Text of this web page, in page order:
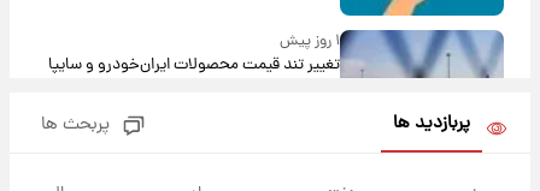
۱ روز پیش
تغییر تند قیمت محصولات ایران‌خودرو و سایپا
پربازدید ها پربحث ها